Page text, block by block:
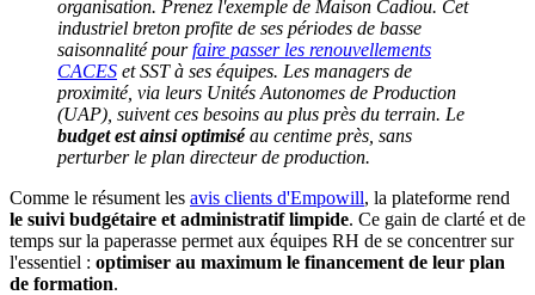
organisation. Prenez l'exemple de Maison Cadiou. Cet
industriel breton profite de ses périodes de basse
saisonnalité pourfaire passer les renouvellements
CACES et SST à ses équipes. Les managers de
proximité, via leurs Unités Autonomes de Production
(UAP), suivent ces besoins au plus près du terrain. Le
budget est ainsi optimiséau centime près, sans
perturber le plan directeur de production.
Comme le résument les avis clients d'Empowill, la plateforme rend
le suivi budgétaire et administratif limpide. Ce gain de clarté et de
temps sur la paperasse permet aux équipes RH de se concentrer sur
l'essentiel : optimiser au maximum le financement de leur plan
de formation.